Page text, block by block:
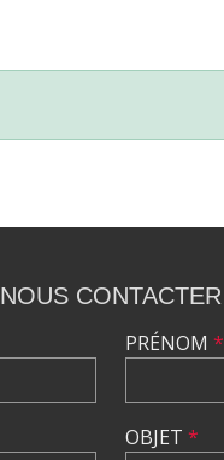
NOUS CONTACTER
PRÉNOM *
OBJET *